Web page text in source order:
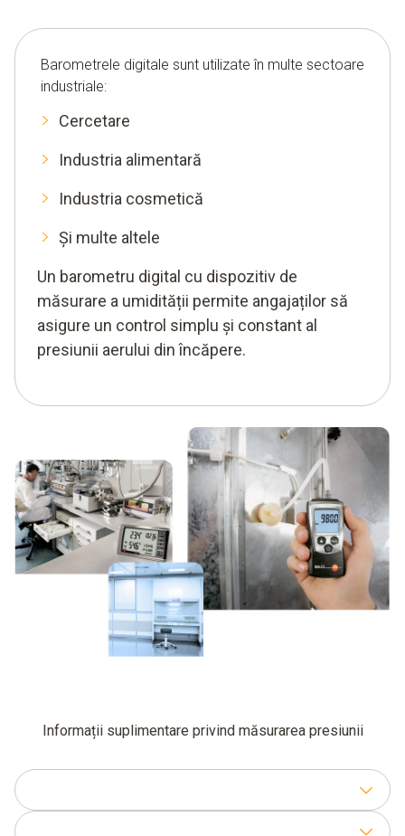
Barometrele digitale sunt utilizate în multe sectoare
industriale:
Cercetare
Industria alimentară
Industria cosmetică
Și multe altele
Un barometru digital cu dispozitiv de
măsurare a umidității permite angajaților să
asigure un control simplu și constant al
presiunii aerului din încăpere.
Informații suplimentare privind măsurarea presiunii